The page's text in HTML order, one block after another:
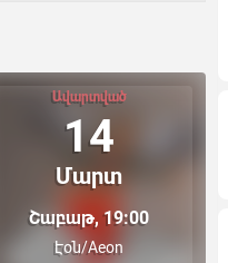
Ավարտված
14
Մարտ
Շաբաթ, 19:00
Էօն/Aeon